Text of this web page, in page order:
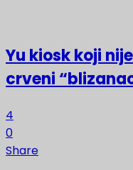
Yu kiosk koji
crveni
4
0
Share